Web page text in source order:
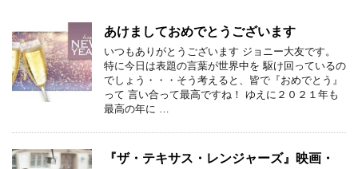
あけましておめでとうございます
いつもありがとうございます ジョニー大友です。
特に今日は表題の言葉が世界中を 駆け回っているの
でしょう・・・そう考えると、皆で『おめでとう』
って 言い合って最高ですね！ ゆえに２０２１年も
最高の年に …
『ザ・テキサス・レンジャーズ』映画・